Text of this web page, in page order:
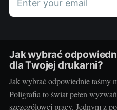
Enter your email
Jak wybrać
dla Twojej drukarni?
Jak wybrać odpowiednie taśmy
Poligrafia to świat pełen
szczegółowej pracy. Jednym z